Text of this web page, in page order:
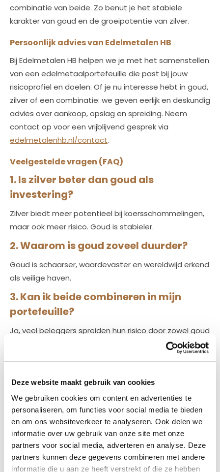
Deze website maakt gebruik van cookies
We gebruiken cookies om content en advertenties te
personaliseren, om functies voor social media te bieden
en om ons websiteverkeer te analyseren. Ook delen we
informatie over uw gebruik van onze site met onze
partners voor social media, adverteren en analyse. Deze
partners kunnen deze gegevens combineren met andere
informatie die u aan ze heeft verstrekt of die ze hebben
combinatie van beide. Zo benut je het stabiele
karakter van goud en de groeipotentie van zilver.
Persoonlijk advies van Edelmetalen HB
Bij Edelmetalen HB helpen we je met het samenstellen
van een edelmetaalportefeuille die past bij jouw
risicoprofiel en doelen. Of je nu interesse hebt in goud,
zilver of een combinatie: we geven eerlijk en deskundig
advies over aankoop, opslag en spreiding. Neem
contact op voor een vrijblijvend gesprek via
edelmetalenhb.nl/contact.
Veelgestelde vragen (FAQ)
1. Is zilver beter dan goud als
investering?
Zilver biedt meer potentieel bij koersschommelingen,
maar ook meer risico. Goud is stabieler.
2. Waarom is goud zoveel duurder?
Goud is schaarser, waardevaster en wereldwijd erkend
als veilige haven.
3. Kan ik beide combineren in mijn
portefeuille?
Ja, veel beleggers spreiden hun risico door zowel goud
4. Hoe zit het met btw op zilver?
Zilver is vaak btw-plichtig, tenzij het onder
margeregeling valt of extern wordt opgeslagen.
5. Wat adviseert Edelmetalen HB?
Wij adviseren op maat, afhankelijk van je
beleggingsdoel, budget en risicotolerantie.